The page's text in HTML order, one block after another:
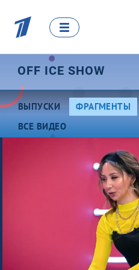
OFF ICE SHOW
ВЫПУСКИ ФРАГМЕНТЫ
ВСЕ ВИДЕО